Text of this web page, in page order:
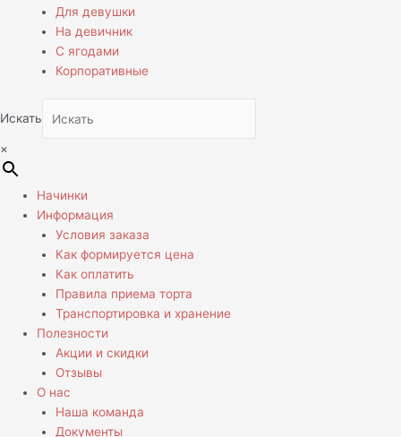
Для девушки
На девичник
С ягодами
Корпоративные
Искать
×
Начинки
Информация
Условия заказа
Как формируется цена
Как оплатить
Правила приема торта
Транспортировка и хранение
Полезности
Акции и скидки
Отзывы
О нас
Наша команда
Документы